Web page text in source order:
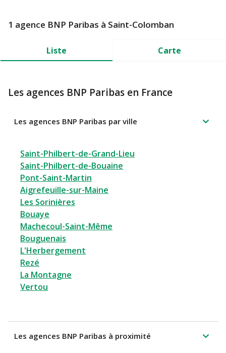
1 agence BNP Paribas à Saint-Colomban
Liste Carte
Les agences BNP Paribas en France
Les agences BNP Paribas par ville
Saint-Philbert-de-Grand-Lieu
Saint-Philbert-de-Bouaine
Pont-Saint-Martin
Aigrefeuille-sur-Maine
Les Sorinières
Bouaye
Machecoul-Saint-Même
Bouguenais
L'Herbergement
Rezé
La Montagne
Vertou
Les agences BNP Paribas à proximité